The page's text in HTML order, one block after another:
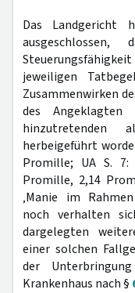
Das Landgericht
Steuerungsfähigkeit
jeweiligen
Zusammenwirken
des
hinzutretenden
herbeigeführt
Promille; UA S.
Promille, 2,14
‚Manie im
noch verhalten
dargelegten
einer solchen
der
Krankenhaus nach §